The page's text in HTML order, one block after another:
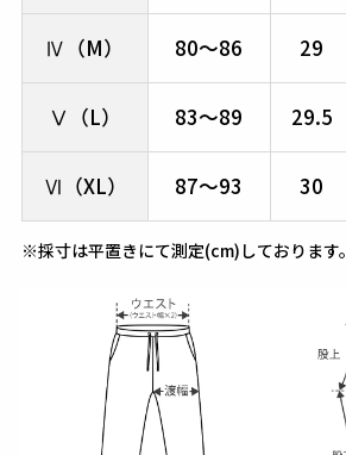
Ⅳ（M） 80～86 29
Ⅴ（L） 83～89 29.5
Ⅵ（XL） 87～93 30
※採寸は平置きにて測定(cm)しております。